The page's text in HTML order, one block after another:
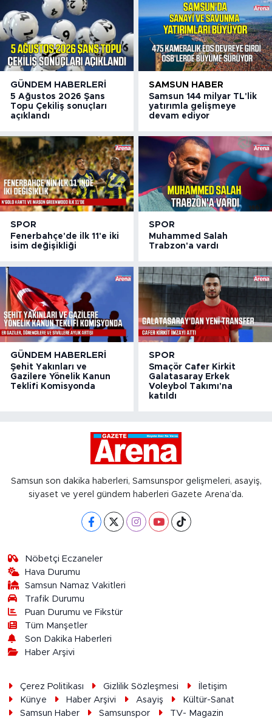
GÜNDEM HABERLERI
5 Ağustos 2026 Şans
Topu Çekiliş sonuçları
açıklandı
SAMSUN HABER
Samsun 144 milyar TL'lik
yatırımla gelişmeye
devam ediyor
SPOR
Fenerbahçe'de ilk 11'e iki
isim değişikliği
SPOR
Muhammed Salah
Trabzon'a vardı
GÜNDEM HABERLERI
Şehit Yakınları ve
Gazilere Yönelik Kanun
Teklifi Komisyonda
SPOR
Smaçör Cafer Kirkit
Galatasaray Erkek
Voleybol Takımı'na
katıldı
Samsun son dakika haberleri, Samsunspor gelişmeleri, asayiş,
siyaset ve yerel gündem haberleri Gazete Arena’da.
Nöbetçi Eczaneler
Hava Durumu
Samsun Namaz Vakitleri
Trafik Durumu
Puan Durumu ve Fikstür
Tüm Manşetler
Son Dakika Haberleri
Haber Arşivi
Çerez Politikası Gizlilik Sözleşmesi
İletişim
Künye
Haber Arşivi Asayiş
Kültür-Sanat
Samsun Haber
Samsunspor TV- Magazin